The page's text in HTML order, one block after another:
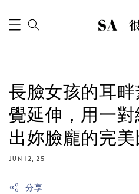
長臉女孩的耳
覺延伸，用一
出妳臉龐的完
JUN 12, 25
分享